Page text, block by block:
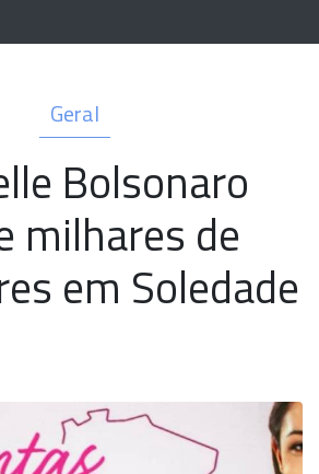
Geral
Bolsonaro
milhares de
em Soledade